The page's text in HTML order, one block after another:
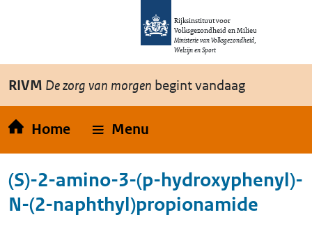
Overslaan en naar de inhoud gaan
Rijksinstituut voor
Volksgezondheid en Milieu
Ministerie van Volksgezondheid,
Welzijn en Sport
RIVM De zorg van morgen begint vandaag
Home Menu
(S)-2-amino-3-(p-hydroxyphenyl)-
N-(2-naphthyl)propionamide